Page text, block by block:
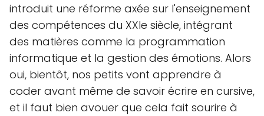
introduit une réforme axée sur l'enseignement
des compétences du XXIe siècle, intégrant
des matières comme la programmation
informatique et la gestion des émotions. Alors
oui, bientôt, nos petits vont apprendre à
coder avant même de savoir écrire en cursive,
et il faut bien avouer que cela fait sourire à